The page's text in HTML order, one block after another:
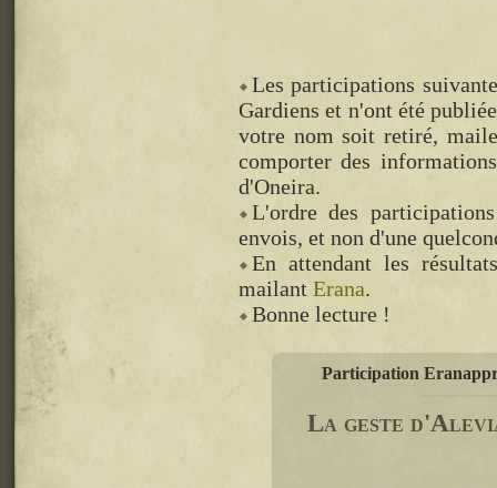
Les participations
Gardiens et n'ont été
votre nom soit retiré,
comporter des
d'Oneira.
L'ordre des
envois, et non d'une
En attendant les
mailant Erana.
Bonne lecture !
Participation
La geste